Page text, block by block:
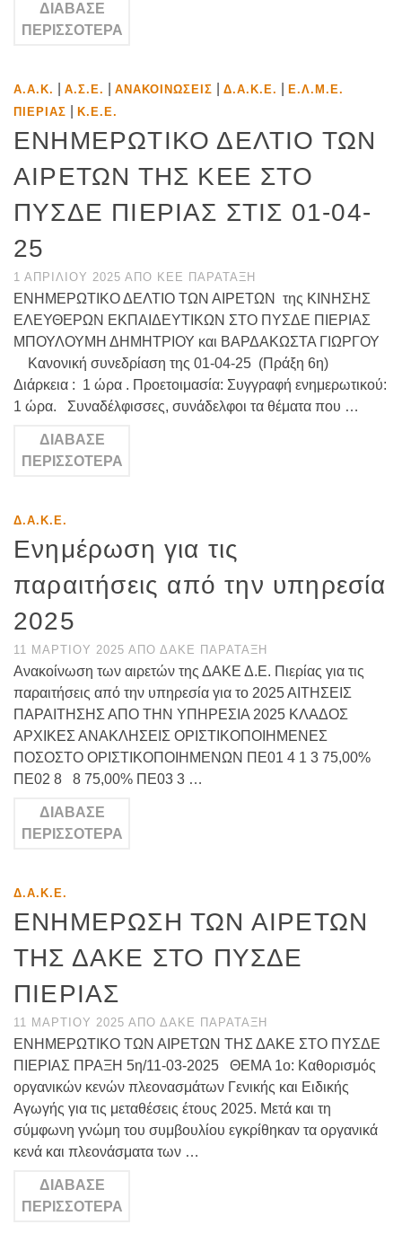
ΔΙΆΒΑΣΕ
ΠΕΡΙΣΣΌΤΕΡΑ
Α.Α.Κ. Α.Σ.Ε. ΑΝΑΚΟΙΝΏΣΕΙΣ Δ.Α.Κ.Ε.
Ε.Λ.Μ.Ε.
ΠΙΕΡΊΑΣ
Κ.Ε.Ε.
ΕΝΗΜΕΡΩΤΙΚΟ ΔΕΛΤΙΟ ΤΩΝ
ΑΙΡΕΤΩΝ ΤΗΣ ΚΕΕ ΣΤΟ
ΠΥΣΔΕ ΠΙΕΡΙΑΣ ΣΤΙΣ 01-04-
25
1 ΑΠΡΙΛΊΟΥ 2025 ΑΠΌ ΚΕΕ ΠΑΡΆΤΑΞΗ
ΕΝΗΜΕΡΩΤΙΚΟ ΔΕΛΤΙΟ ΤΩΝ ΑΙΡΕΤΩΝ της ΚΙΝΗΣΗΣ
ΕΛΕΥΘΕΡΩΝ ΕΚΠΑΙΔΕΥΤΙΚΩΝ ΣΤΟ ΠΥΣΔΕ ΠΙΕΡΙΑΣ
ΜΠΟΥΛΟΥΜΗ ΔΗΜΗΤΡΙΟΥ και ΒΑΡΔΑΚΩΣΤΑ ΓΙΩΡΓΟΥ
Κανονική συνεδρίαση της 01-04-25 (Πράξη 6η)
Διάρκεια : 1 ώρα . Προετοιμασία: Συγγραφή ενημερωτικού:
1 ώρα. Συναδέλφισσες, συνάδελφοι τα θέματα που …
ΔΙΆΒΑΣΕ
ΠΕΡΙΣΣΌΤΕΡΑ
Δ.Α.Κ.Ε.
Ενημέρωση για τις
παραιτήσεις από την υπηρεσία
2025
11 ΜΑΡΤΊΟΥ 2025 ΑΠΌ ΔΑΚΕ ΠΑΡΆΤΑΞΗ
Ανακοίνωση των αιρετών της ΔΑΚΕ Δ.Ε. Πιερίας για τις
παραιτήσεις από την υπηρεσία για το 2025 ΑΙΤΗΣΕΙΣ
ΠΑΡΑΙΤΗΣΗΣ ΑΠΟ ΤΗΝ ΥΠΗΡΕΣΙΑ 2025 ΚΛΑΔΟΣ
ΑΡΧΙΚΕΣ ΑΝΑΚΛΗΣΕΙΣ ΟΡΙΣΤΙΚΟΠΟΙΗΜΕΝΕΣ
ΠΟΣΟΣΤΟ ΟΡΙΣΤΙΚΟΠΟΙΗΜΕΝΩΝ ΠΕ01 4 1 3 75,00%
ΠΕ02 8 8 75,00% ΠΕ03 3 …
ΔΙΆΒΑΣΕ
ΠΕΡΙΣΣΌΤΕΡΑ
Δ.Α.Κ.Ε.
ΕΝΗΜΕΡΩΣΗ ΤΩΝ ΑΙΡΕΤΩΝ
ΤΗΣ ΔΑΚΕ ΣΤΟ ΠΥΣΔΕ
ΠΙΕΡΙΑΣ
11 ΜΑΡΤΊΟΥ 2025 ΑΠΌ ΔΑΚΕ ΠΑΡΆΤΑΞΗ
ΕΝΗΜΕΡΩΤΙΚΟ ΤΩΝ ΑΙΡΕΤΩΝ ΤΗΣ ΔΑΚΕ ΣΤΟ ΠΥΣΔΕ
ΠΙΕΡΙΑΣ ΠΡΑΞΗ 5η/11-03-2025 ΘΕΜΑ 1ο: Καθορισμός
οργανικών κενών πλεονασμάτων Γενικής και Ειδικής
Αγωγής για τις μεταθέσεις έτους 2025. Μετά και τη
σύμφωνη γνώμη του συμβουλίου εγκρίθηκαν τα οργανικά
κενά και πλεονάσματα των …
ΔΙΆΒΑΣΕ
ΠΕΡΙΣΣΌΤΕΡΑ